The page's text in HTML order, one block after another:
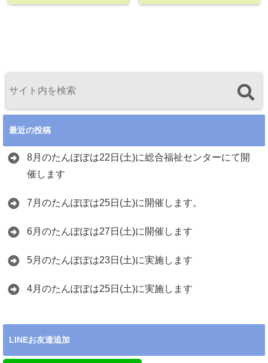
最近の投稿
8月のたんぽぽは22日(土)に総合福祉センターにて開
催します
7月のたんぽぽは25日(土)に開催します。
6月のたんぽぽは27日(土)に開催します
5月のたんぽぽは23日(土)に実施します
4月のたんぽぽは25日(土)に実施します
LINEお友達追加